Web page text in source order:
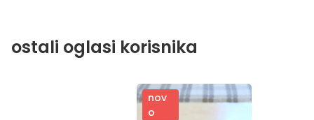
ostali oglasi korisnika
nov
o